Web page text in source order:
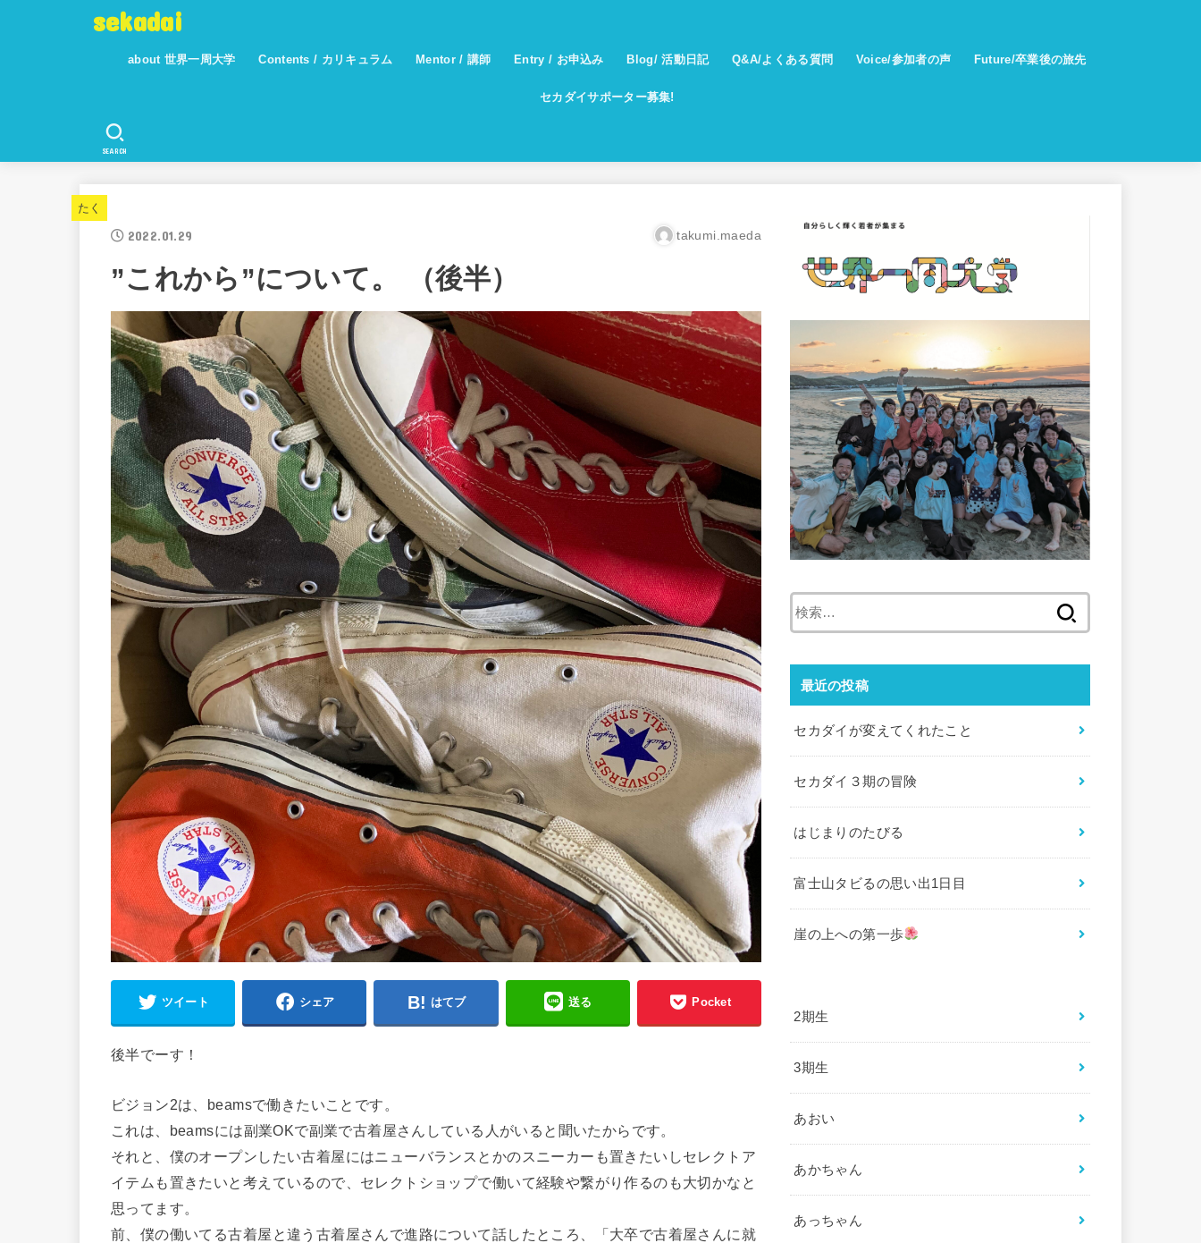
sekadai
about 世界一周大学 Contents / カリキュラム Mentor / 講師 Entry / お申込み Blog/ 活動日記 Q&A/よくある質問 Voice/参加者の声 Future/卒業後の旅先
セカダイサポーター募集!
SEARCH
たく
2022.01.29 takumi.maeda
”これから”について。 （後半）
ツイート シェア はてブ 送る Pocket
後半でーす！
ビジョン2は、beamsで働きたいことです。
これは、beamsには副業OKで副業で古着屋さんしている人がいると聞いたからです。
それと、僕のオープンしたい古着屋にはニューバランスとかのスニーカーも置きたいしセレクトア
イテムも置きたいと考えているので、セレクトショップで働いて経験や繋がり作るのも大切かなと
思ってます。
前、僕の働いてる古着屋と違う古着屋さんで進路について話したところ、「大卒で古着屋さんに就
最近の投稿
セカダイが変えてくれたこと
セカダイ３期の冒険
はじまりのたびる
富士山タビるの思い出1日目
崖の上への第一歩
2期生
3期生
あおい
あかちゃん
あっちゃん